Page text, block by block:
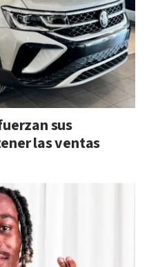
sus
las ventas